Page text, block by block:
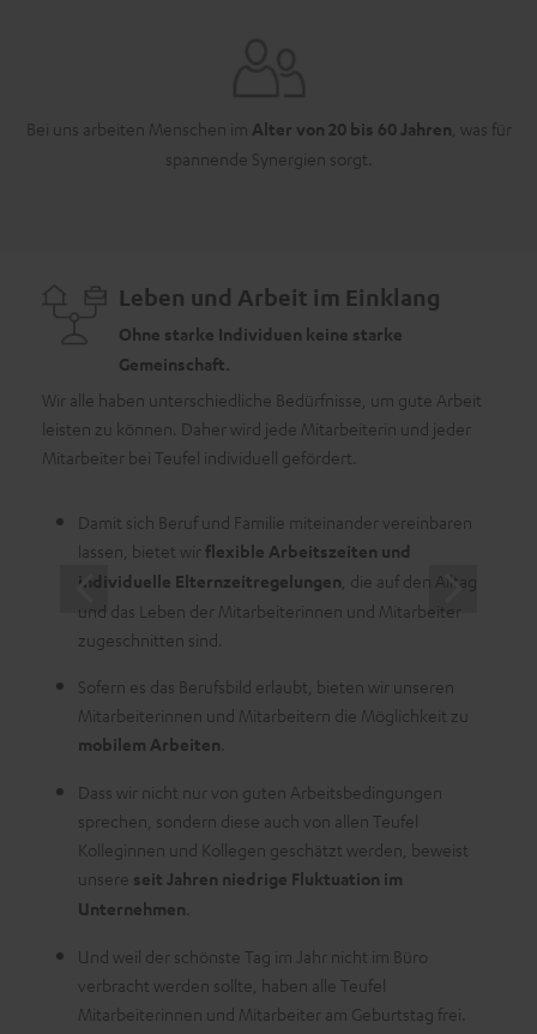
Bei uns arbeiten Menschen im Alter von 20 bis 60 Jahren , was für
spannende Synergien sorgt.
Leben und Arbeit im Einklang
Ohne starke Individuen keine starke
Gemeinschaft.
Wir alle haben unterschiedliche Bedürfnisse, um gute Arbeit
leisten zu können. Daher wird jede Mitarbeiterin und jeder
Mitarbeiter bei Teufel individuell gefördert.
Damit sich Beruf und Familie miteinander vereinbaren
lassen, bietet wirflexible Arbeitszeiten und
individuelle Elternzeitregelungen , die auf den Alltag
und das Leben der Mitarbeiterinnen und Mitarbeiter
zugeschnitten sind.
Sofern es das Berufsbild erlaubt, bieten wir unseren
Mitarbeiterinnen und Mitarbeitern die Möglichkeit zu
mobilem Arbeiten
Dass wir nicht nur von guten Arbeitsbedingungen
sprechen, sondern diese auch von allen Teufel
Kolleginnen und Kollegen geschätzt werden, beweist
unsere seit Jahren niedrige Fluktuation im
Unternehmen
Und weil der schönste Tag im Jahr nicht im Büro
verbracht werden sollte, haben alle Teufel
Mitarbeiterinnen und Mitarbeiter am Geburtstag frei.